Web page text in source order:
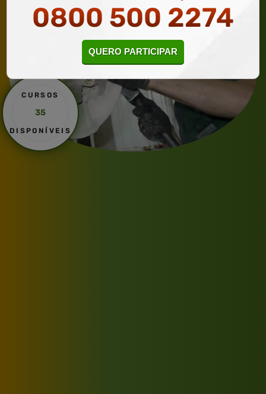
CURSOS
35
DISPONÍVEIS
0800 500 2274
QUERO PARTICIPAR